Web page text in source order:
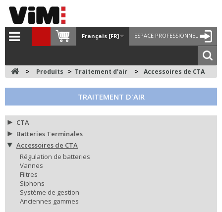
ESPACE PROFESSIONNEL
Français [FR]
> Produits > Traitement d'air > Accessoires de CTA
TRAITEMENT D'AIR
CTA
Batteries Terminales
Accessoires de CTA
Régulation de batteries
Vannes
Filtres
Siphons
Système de gestion
Anciennes gammes